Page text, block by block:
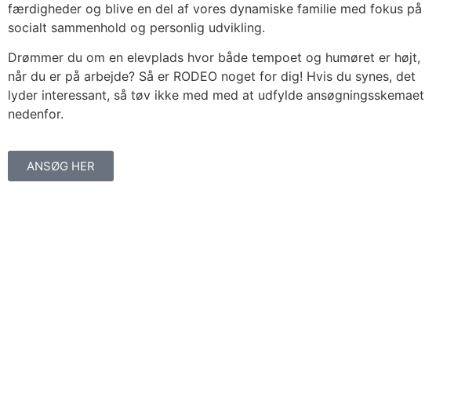
færdigheder og blive en del af vores dynamiske familie med fokus på
socialt sammenhold og personlig udvikling.
Drømmer du om en elevplads hvor både tempoet og humøret er højt,
når du er på arbejde? Så er RODEO noget for dig! Hvis du synes, det
lyder interessant, så tøv ikke med med at udfylde ansøgningsskemaet
nedenfor.
ANSØG HER